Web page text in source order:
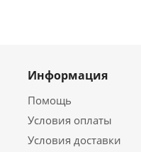
Информация
Помощь
Условия оплаты
Условия доставки